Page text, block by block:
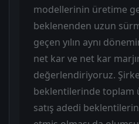
modellerinin üretime
beklenenden uzun
geçen yılın aynı
net kar ve net kar
değerlendiriyoruz.
beklentilerinde toplam
satış adedi